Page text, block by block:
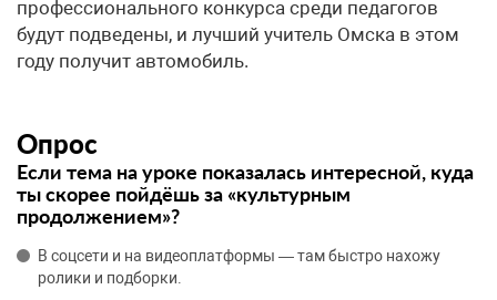
профессионального конкурса среди педагогов
будут подведены, и лучший учитель Омска в этом
году получит автомобиль.
Опрос
Если тема на уроке показалась интересной, куда
ты скорее пойдёшь за «культурным
продолжением»?
В соцсети и на видеоплатформы — там быстро нахожу
ролики и подборки.